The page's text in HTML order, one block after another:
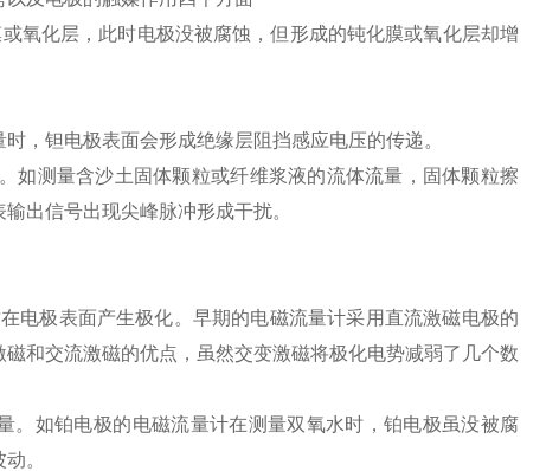
氧化层，此时电极没被腐蚀，但形成的钝化膜或氧化层却增
，钽电极表面会形成绝缘层阻挡感应电压的传递。
如测量含沙土固体颗粒或纤维浆液的流体流量，固体颗粒擦
出信号出现尖峰脉冲形成干扰。
电极表面产生极化。早期的电磁流量计采用直流激磁电极的
和交流激磁的优点，虽然交变激磁将极化电势减弱了几个数
。如铂电极的电磁流量计在测量双氧水时，铂电极虽没被腐
。